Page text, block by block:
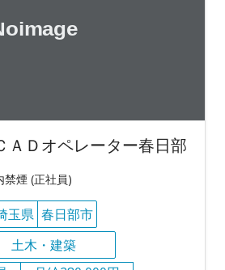
ＡＤオペレーター春日部
禁煙 (正社員)
玉県 春日部市
土木・建築